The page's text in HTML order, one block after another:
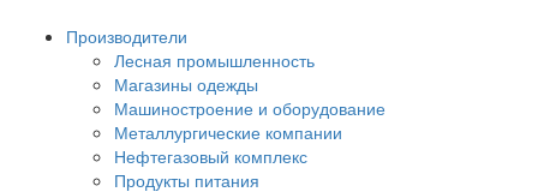
Производители
Лесная промышленность
Магазины одежды
Машиностроение и оборудование
Металлургические компании
Нефтегазовый комплекс
Продукты питания